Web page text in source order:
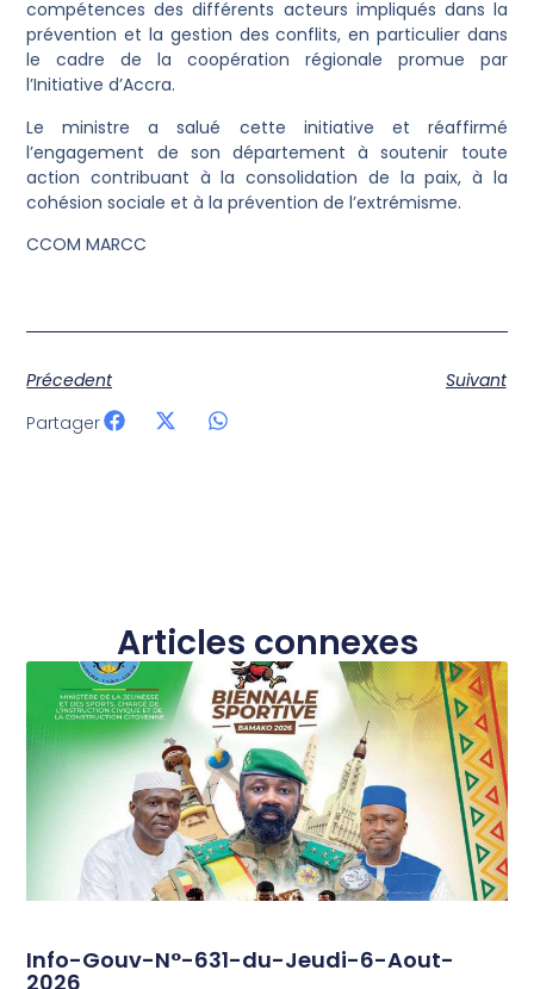
compétences des différents acteurs impliqués dans la
prévention et la gestion des conflits, en particulier dans
le cadre de la coopération régionale promue par
l’Initiative d’Accra.
Le ministre a salué cette initiative et réaffirmé
l’engagement de son département à soutenir toute
action contribuant à la consolidation de la paix, à la
cohésion sociale et à la prévention de l’extrémisme.
CCOM MARCC
Précedent
Suivant
Partager
Articles connexes
Info-Gouv-N°-631-du-Jeudi-6-Aout-
2026